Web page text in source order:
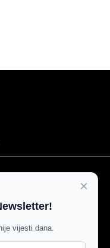
×
vijesti dana.